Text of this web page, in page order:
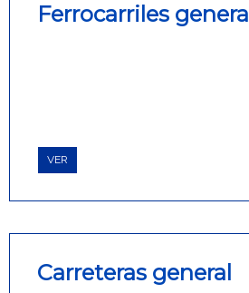
Ferrocarriles general
VER
Carreteras general